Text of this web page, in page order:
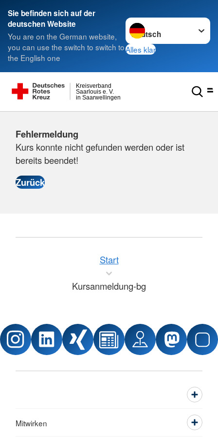
Sie befinden sich auf der
deutschen Website
You are on the German website,
you can use the switch to switch to
the English one
Sprache wechseln zu
Alles klar
in Saarwellingen
Saarlouis e. V.
Kreisverband
Fehlermeldung
Kurs konnte nicht gefunden werden oder ist
bereits beendet!
Start
Kursanmeldung-bg
Mitwirken